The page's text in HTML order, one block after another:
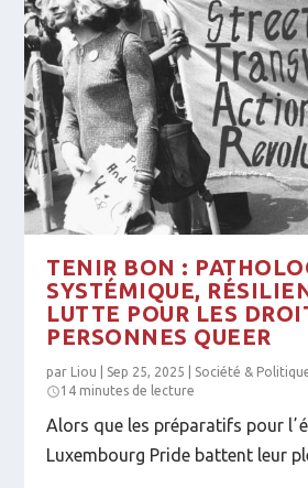
TENIR BON :
SYSTÉMIQUE,
LUTTE POUR LES
PERSONNES QUEER
par Liou Sep 25, 2025 Société &
14 minutes de lecture
Alors que les préparatifs pour
Luxembourg Pride battent leur